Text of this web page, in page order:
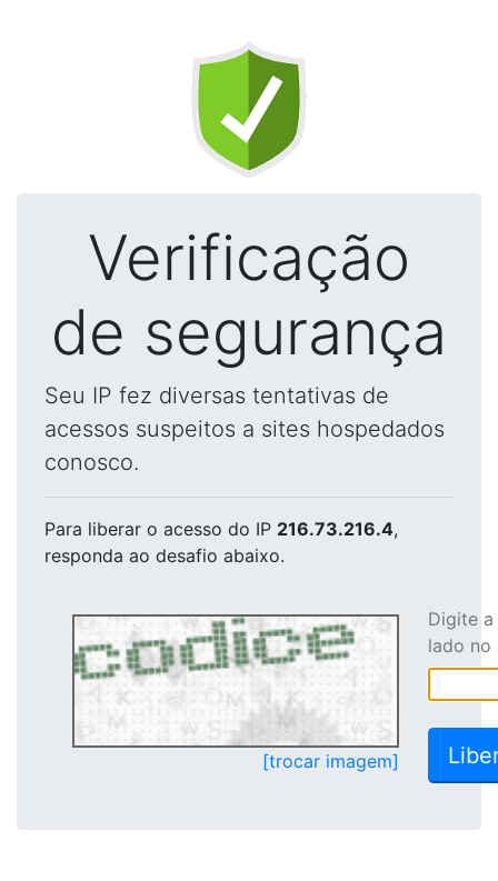
Verificação
de segurança
Seu IP fez diversas tentativas de
acessos suspeitos a sites hospedados
conosco.
Para liberar o acesso do IP 216.73.216.4,
responda ao desafio abaixo.
[trocar imagem]
Digite
lado no